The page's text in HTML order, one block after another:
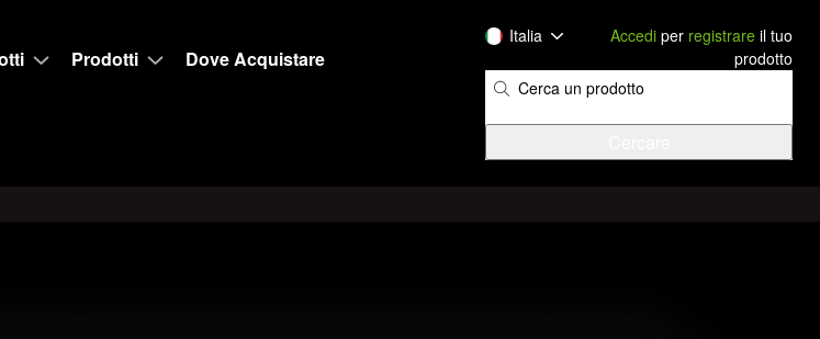
Prodotti Dove Acquistare
Italia Accedi per registrare il tuo
prodotto